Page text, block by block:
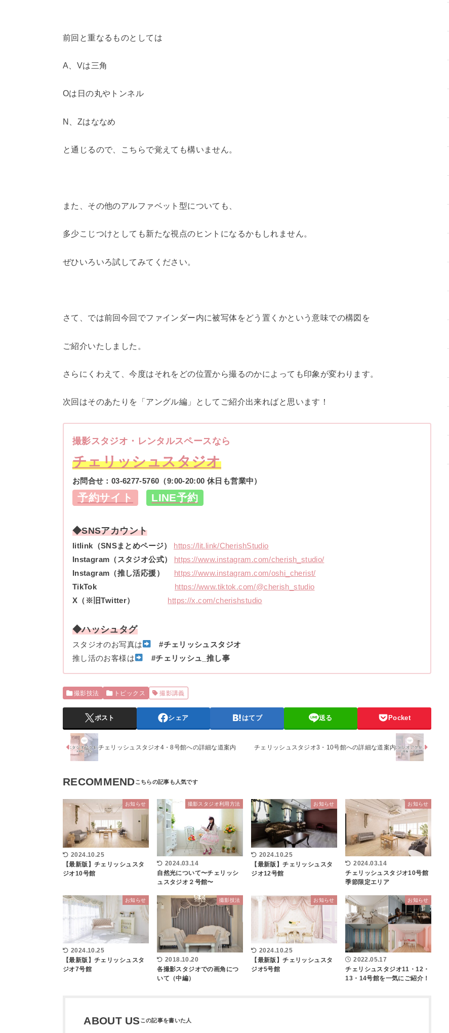
前回と重なるものとしては
A、Vは三角
Oは日の丸やトンネル
N、Zはななめ
と通じるので、こちらで覚えても構いません。
また、その他のアルファベット型についても、
多少こじつけとしても新たな視点のヒントになるかもしれません。
ぜひいろいろ試してみてください。
さて、では前回今回でファインダー内に被写体をどう置くかという意味での構図を
ご紹介いたしました。
さらにくわえて、今度はそれをどの位置から撮るのかによっても印象が変わります。
次回はそのあたりを「アングル編」としてご紹介出来ればと思います！
撮影スタジオ・レンタルスペースなら
チェリッシュスタジオ
お問合せ： 03-6277-5760 （9:00-20:00 休日も営業中）
予約サイト LINE予約
◆SNSアカウント
litlink（SNSまとめページ）
https://lit.link/CherishStudio
Instagram（スタジオ公式）
https://www.instagram.com/cherish_studio/
Instagram（推し活応援）
https://www.instagram.com/oshi_cherist/
TikTok
https://www.tiktok.com/@cherish_studio
X（※旧Twitter）
https://x.com/cherishstudio
◆ハッシュタグ
スタジオのお写真は
#チェリッシュスタジオ
推し活のお客様は
#チェリッシュ_推し事
撮影技法 トピックス 撮影講義
ポスト シェア はてブ 送る Pocket
チェリッシュスタジオ4・8号館への詳細な道案内 チェリッシュスタジオ3・10号館への詳細な道案内
RECOMMEND
お知らせ
2024.10.25
【最新版】チェリッシュスタ
ジオ10号館
撮影スタジオ利用方法
2024.03.14
自然光について〜チェリッシ
ュスタジオ２号館〜
お知らせ
2024.10.25
【最新版】チェリッシュスタ
ジオ12号館
お知らせ
2024.03.14
チェリッシュスタジオ10号館
季節限定エリア
お知らせ
2024.10.25
【最新版】チェリッシュスタ
ジオ7号館
撮影技法
2018.10.20
各撮影スタジオでの画角につ
いて（中編）
お知らせ
2024.10.25
【最新版】チェリッシュスタ
ジオ5号館
お知らせ
2022.05.17
チェリシュスタジオ11・12・
13・14号館を一気にご紹介！
ABOUT US